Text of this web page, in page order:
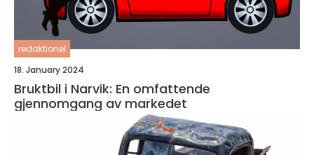
redaktionel
18. January 2024
Bruktbil i Narvik: En omfattende
gjennomgang av markedet